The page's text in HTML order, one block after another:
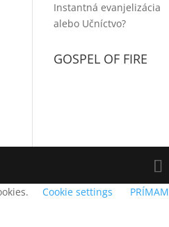
Instantná evanjelizácia
alebo Učníctvo?
GOSPEL OF FIRE
Cookie settings PRÍMAM